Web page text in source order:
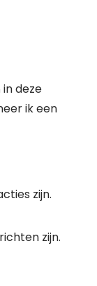
deze
ik een
zijn.
zijn.